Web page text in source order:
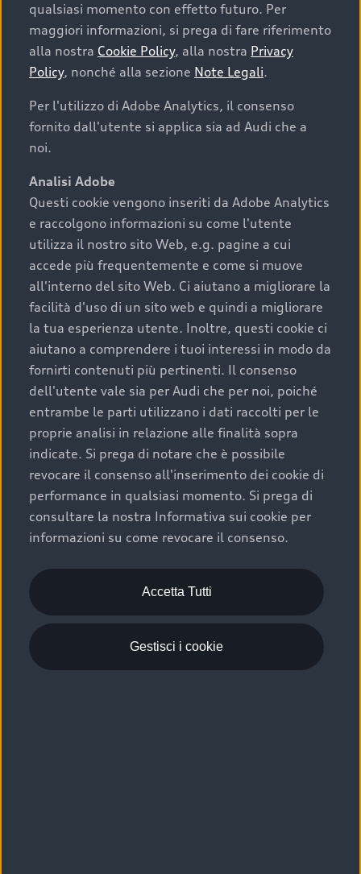
Cosa sapere prima di
acquistare la tua prossima
auto
I requisiti fondamentali da considerare prima di
acquistare un’auto usata, oltre al prezzo e all'aspetto,
chilometraggio: un valore contenuto corrisponde a
uno stato migliore del veicolo e a una maggiore
durata nel tempo;
cronologia dei tagliandi: una documentazione
completa della vettura certifica una manutenzione
costante e accurata;
condizioni della carrozzeria e degli interni: una
buona conservazione evidenzia cura e attenzione del
precedente proprietario;
efficienza meccanica: motore, trasmissione e
componenti principali in ottimo stato garantiscono
prestazioni affidabili e sicure.
Acquistare un’auto usata in una Concessionaria ufficiale
Audi che offre l’usato garantito tramite Audi Prima
Scelta :plus, significa affidarsi ad un prodotto che viene
sottoposto a 110 controlli approfonditi e coperto da
garanzia fino a 4 anni per una maggiore tutela del tuo
acquisto.
qualsiasi momento con effetto futuro. Per
maggiori informazioni, si prega di fare riferimento
alla nostra Cookie Policy, alla nostra Privacy
Policy, nonché alla sezione Note Legali.
Per l'utilizzo di Adobe Analytics, il consenso
fornito dall'utente si applica sia ad Audi che a
noi.
Analisi Adobe
Questi cookie vengono inseriti da Adobe Analytics
e raccolgono informazioni su come l'utente
utilizza il nostro sito Web, e.g. pagine a cui
accede più frequentemente e come si muove
all'interno del sito Web. Ci aiutano a migliorare la
facilità d'uso di un sito web e quindi a migliorare
la tua esperienza utente. Inoltre, questi cookie ci
aiutano a comprendere i tuoi interessi in modo da
fornirti contenuti più pertinenti. Il consenso
dell'utente vale sia per Audi che per noi, poiché
entrambe le parti utilizzano i dati raccolti per le
proprie analisi in relazione alle finalità sopra
indicate. Si prega di notare che è possibile
revocare il consenso all'inserimento dei cookie di
performance in qualsiasi momento. Si prega di
consultare la nostra Informativa sui cookie per
informazioni su come revocare il consenso.
Accetta Tutti
Gestisci i cookie